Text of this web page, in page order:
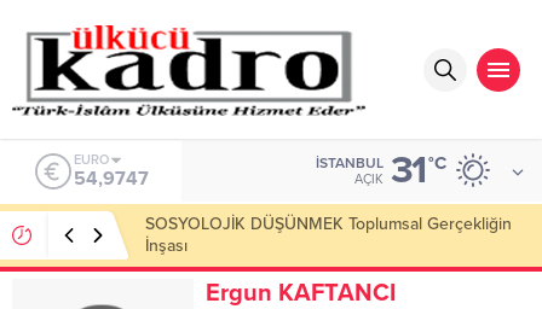
ALTIN
6.499,25
İSTANBUL
AÇIK 31°C
Okumayı Pek de Sevmiyoruz Herhalde
Ergun KAFTANCI